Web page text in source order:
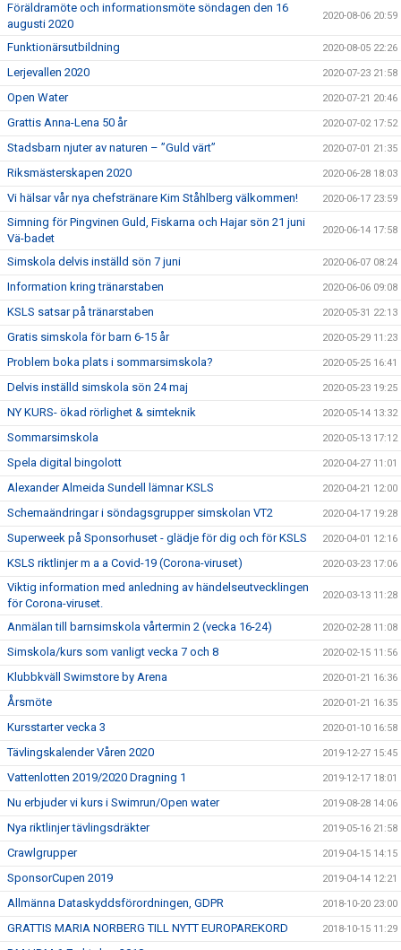
Föräldramöte och informationsmöte söndagen den 16
augusti 2020
2020-08-06 20:59
Funktionärsutbildning 2020-08-05 22:26
Lerjevallen 2020 2020-07-23 21:58
Open Water 2020-07-21 20:46
Grattis Anna-Lena 50 år 2020-07-02 17:52
Stadsbarn njuter av naturen – ”Guld värt” 2020-07-01 21:35
Riksmästerskapen 2020 2020-06-28 18:03
Vi hälsar vår nya chefstränare Kim Ståhlberg välkommen! 2020-06-17 23:59
Simning för Pingvinen Guld, Fiskarna och Hajar sön 21 juni
Vä-badet
2020-06-14 17:58
Simskola delvis inställd sön 7 juni 2020-06-07 08:24
Information kring tränarstaben 2020-06-06 09:08
KSLS satsar på tränarstaben 2020-05-31 22:13
Gratis simskola för barn 6-15 år 2020-05-29 11:23
Problem boka plats i sommarsimskola? 2020-05-25 16:41
Delvis inställd simskola sön 24 maj 2020-05-23 19:25
NY KURS- ökad rörlighet & simteknik 2020-05-14 13:32
Sommarsimskola 2020-05-13 17:12
Spela digital bingolott 2020-04-27 11:01
Alexander Almeida Sundell lämnar KSLS 2020-04-21 12:00
Schemaändringar i söndagsgrupper simskolan VT2 2020-04-17 19:28
Superweek på Sponsorhuset - glädje för dig och för KSLS 2020-04-01 12:16
KSLS riktlinjer m a a Covid-19 (Corona-viruset) 2020-03-23 17:06
Viktig information med anledning av händelseutvecklingen
för Corona-viruset.
2020-03-13 11:28
Anmälan till barnsimskola vårtermin 2 (vecka 16-24) 2020-02-28 11:08
Simskola/kurs som vanligt vecka 7 och 8 2020-02-15 11:56
Klubbkväll Swimstore by Arena 2020-01-21 16:36
Årsmöte 2020-01-21 16:35
Kursstarter vecka 3 2020-01-10 16:58
Tävlingskalender Våren 2020 2019-12-27 15:45
Vattenlotten 2019/2020 Dragning 1 2019-12-17 18:01
Nu erbjuder vi kurs i Swimrun/Open water 2019-08-28 14:06
Nya riktlinjer tävlingsdräkter 2019-05-16 21:58
Crawlgrupper 2019-04-15 14:15
SponsorCupen 2019 2019-04-14 12:21
Allmänna Dataskyddsförordningen, GDPR 2018-10-20 23:00
GRATTIS MARIA NORBERG TILL NYTT EUROPAREKORD 2018-10-15 11:29